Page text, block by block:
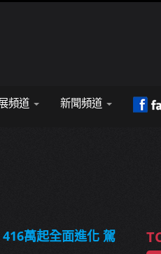
頻道 新聞頻道
萬起全面進化 駕